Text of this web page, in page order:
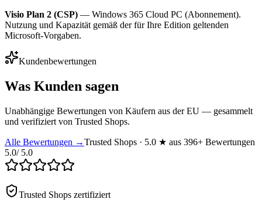
Visio Plan 2 (CSP) — Windows 365 Cloud PC (Abonnement).
Nutzung und Kapazität gemäß der für Ihre Edition geltenden
Microsoft-Vorgaben.
Kundenbewertungen
Was Kunden sagen
Unabhängige Bewertungen von Käufern aus der EU — gesammelt
und verifiziert von Trusted Shops.
Alle Bewertungen →Trusted Shops · 5.0 ★ aus 396+ Bewertungen
5.0/ 5.0
Trusted Shops zertifiziert